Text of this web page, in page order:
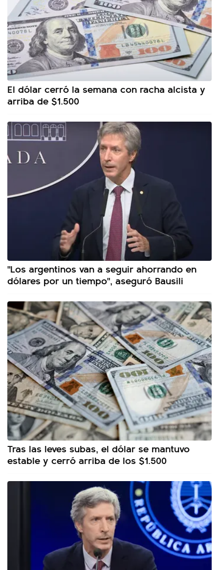
El dólar cerró la semana con racha alcista y
arriba de $1.500
"Los argentinos van a seguir ahorrando en
dólares por un tiempo", aseguró Bausili
Tras las leves subas, el dólar se mantuvo
estable y cerró arriba de los $1.500